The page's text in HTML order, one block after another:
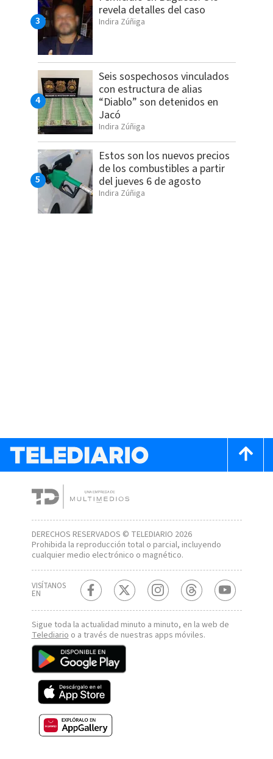
revela detalles del caso
Indira Zúñiga
Seis sospechosos vinculados
con estructura de alias
“Diablo” son detenidos en
Jacó
Indira Zúñiga
Estos son los nuevos precios
de los combustibles a partir
del jueves 6 de agosto
Indira Zúñiga
DERECHOS RESERVADOS © TELEDIARIO 2026
Prohibida la reproducción total o parcial, incluyendo
cualquier medio electrónico o magnético.
VISÍTANOS
EN
Sigue toda la actualidad minuto a minuto, en la web de
Telediario o a través de nuestras apps móviles.